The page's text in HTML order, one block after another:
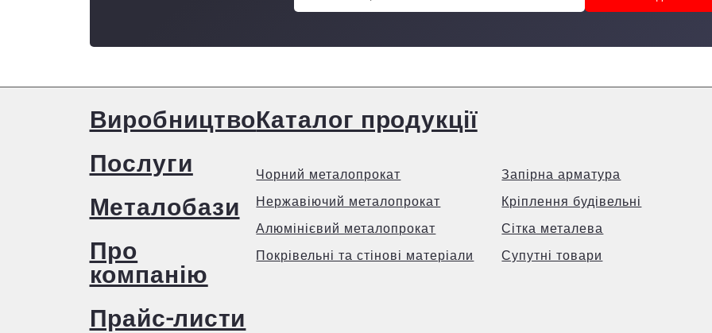
Виробництво
Послуги
Металобази
Про
компанію
Прайс-листи
Каталог продукції
Чорний металопрокат
Нержавіючий металопрокат
Алюмінієвий металопрокат
Покрівельні та стінові матеріали
Запірна арматура
Кріплення будівельні
Сітка металева
Супутні товари